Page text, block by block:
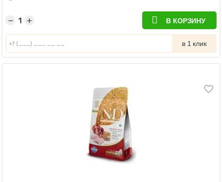
+
− В КОРЗИНУ
в 1 клик